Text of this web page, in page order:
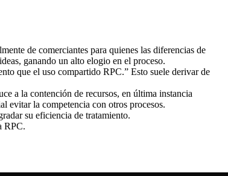
de comerciantes para quienes las diferencias de
ganando un alto elogio en el proceso.
que el uso compartido RPC.” Esto suele derivar de
a la contención de recursos, en última instancia
evitar la competencia con otros procesos.
su eficiencia de tratamiento.
RPC.